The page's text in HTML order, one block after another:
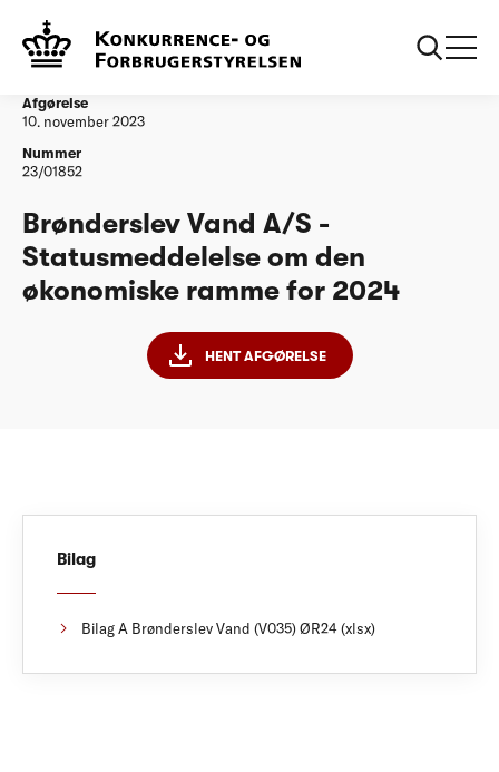
Vandtilsyn
den økonomiske ramme for 2024
Afgørelse
10. november 2023
Nummer
23/01852
Brønderslev Vand A/S -
Statusmeddelelse om den
økonomiske ramme for 2024
HENT AFGØRELSE
Bilag
Bilag A Brønderslev Vand (V035) ØR24 (xlsx)